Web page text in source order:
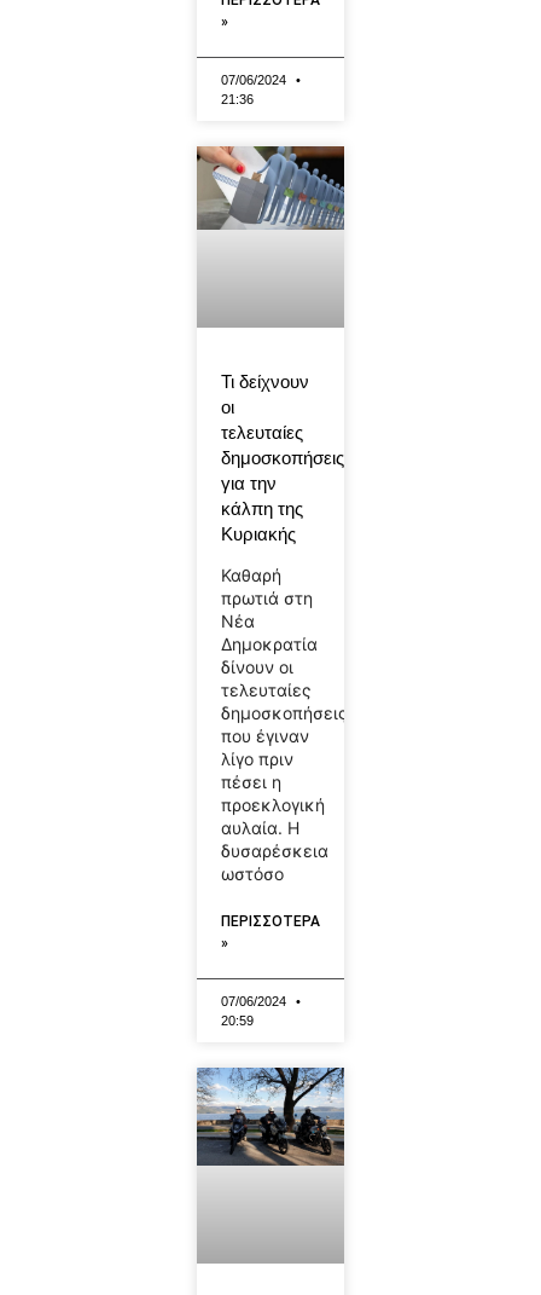
»
07/06/2024
21:36
Τι δείχνουν
οι
τελευταίες
δημοσκοπήσεις
για την
κάλπη της
Κυριακής
Καθαρή
πρωτιά στη
Νέα
Δημοκρατία
δίνουν οι
τελευταίες
δημοσκοπήσεις
που έγιναν
λίγο πριν
πέσει η
προεκλογική
αυλαία. Η
δυσαρέσκεια
ωστόσο
ΠΕΡΙΣΣΟΤΕΡΑ
»
07/06/2024
20:59